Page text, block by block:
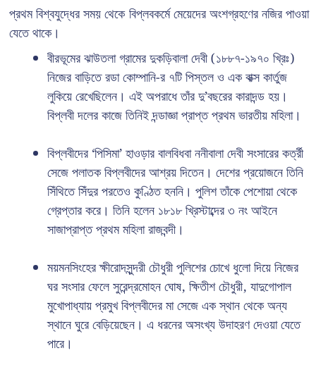
প্রথম বিশ্বযুদ্ধের সময় থেকে বিপ্লবকর্মে মেয়েদের অংশগ্রহণের নজির পাওয়া
যেতে থাকে।
বীরভূমের ঝাউতলা গ্রামের দুকড়িবালা দেবী (১৮৮৭-১৯৭০ খ্রিঃ)
নিজের বাড়িতে রডা কোম্পানি-র ৭টি পিস্তল ও এক বাক্স কার্তুজ
লুকিয়ে রেখেছিলেন। এই অপরাধে তাঁর দু’বছরের কারাদন্ড হয়।
বিপ্লবী দলের কাজে তিনিই দন্ডাজ্ঞা প্রাপ্ত প্রথম ভারতীয় মহিলা।
বিপ্লবীদের ‘পিসিমা’ হাওড়ার বালবিধবা ননীবালা দেবী সংসারের কর্ত্রী
সেজে পলাতক বিপ্লবীদের আশ্রয় দিতেন। দেশের প্রয়োজনে তিনি
সিঁথিতে সিঁদুর পরতেও কুণ্ঠিত হননি। পুলিশ তাঁকে পেশোয়া থেকে
গ্রেপ্তার করে। তিনি হলেন ১৮১৮ খ্রিস্টাব্দের ৩ নং আইনে
সাজাপ্রাপ্ত প্রথম মহিলা রাজবন্দী।
ময়মনসিংহের ক্ষীরোদসুন্দরী চৌধুরী পুলিশের চোখে ধুলো দিয়ে নিজের
ঘর সংসার ফেলে সুরেন্দ্রমোহন ঘোষ, ক্ষিতীশ চৌধুরী, যাদুগোপাল
মুখোপাধ্যায় প্রমুখ বিপ্লবীদের মা সেজে এক স্থান থেকে অন্য
স্থানে ঘুরে বেড়িয়েছেন। এ ধরনের অসংখ্য উদাহরণ দেওয়া যেতে
পারে।